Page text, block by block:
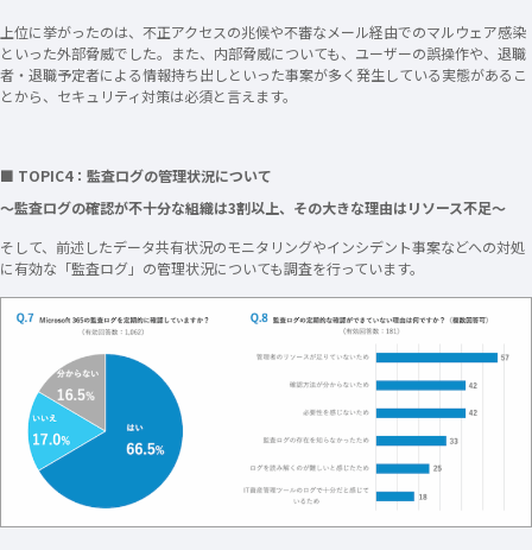
上位に挙がったのは、不正アクセスの兆候や不審なメール経由でのマルウェア感染
といった外部脅威でした。また、内部脅威についても、ユーザーの誤操作や、退職
者・退職予定者による情報持ち出しといった事案が多く発生している実態があるこ
とから、セキュリティ対策は必須と言えます。
■ TOPIC4：監査ログの管理状況について
～監査ログの確認が不十分な組織は3割以上、その大きな理由はリソース不足～
そして、前述したデータ共有状況のモニタリングやインシデント事案などへの対処
に有効な「監査ログ」の管理状況についても調査を行っています。